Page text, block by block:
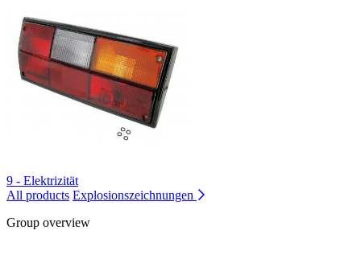
9 - Elektrizität
All products Explosionszeichnungen
Group overview